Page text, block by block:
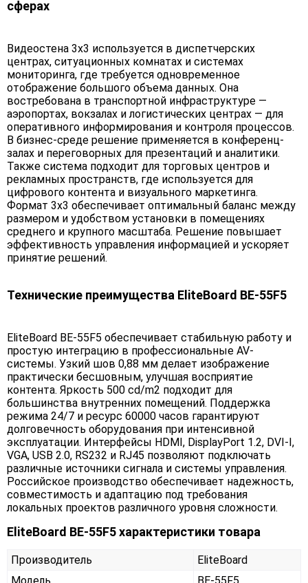
сферах
Видеостена 3х3 используется в диспетчерских
центрах, ситуационных комнатах и системах
мониторинга, где требуется одновременное
отображение большого объема данных. Она
востребована в транспортной инфраструктуре —
аэропортах, вокзалах и логистических центрах — для
оперативного информирования и контроля процессов.
В бизнес-среде решение применяется в конференц-
залах и переговорных для презентаций и аналитики.
Также система подходит для торговых центров и
рекламных пространств, где используется для
цифрового контента и визуального маркетинга.
Формат 3х3 обеспечивает оптимальный баланс между
размером и удобством установки в помещениях
среднего и крупного масштаба. Решение повышает
эффективность управления информацией и ускоряет
принятие решений.
Технические преимущества EliteBoard BE-55F5
EliteBoard BE-55F5 обеспечивает стабильную работу и
простую интеграцию в профессиональные AV-
системы. Узкий шов 0,88 мм делает изображение
практически бесшовным, улучшая восприятие
контента. Яркость 500 cd/m2 подходит для
большинства внутренних помещений. Поддержка
режима 24/7 и ресурс 60000 часов гарантируют
долговечность оборудования при интенсивной
эксплуатации. Интерфейсы HDMI, DisplayPort 1.2, DVI-I,
VGA, USB 2.0, RS232 и RJ45 позволяют подключать
различные источники сигнала и системы управления.
Российское производство обеспечивает надежность,
совместимость и адаптацию под требования
локальных проектов различного уровня сложности.
EliteBoard BE-55F5 характеристики товара
Производитель
EliteBoard